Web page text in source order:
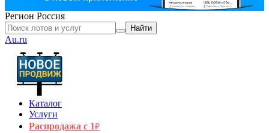
Регион Россия
Найти
Au.ru
Каталог
Услуги
Распродажа с 1₽